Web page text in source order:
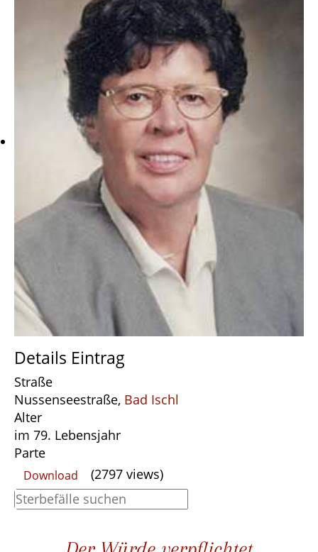
Details Eintrag
Straße
Nussenseestraße, Bad Ischl
Alter
im 79. Lebensjahr
Parte
Download (2797 views)